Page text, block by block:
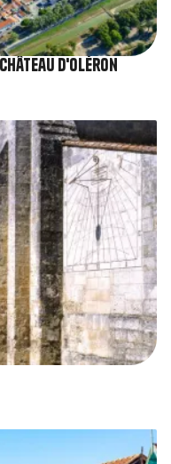
d'Oléron